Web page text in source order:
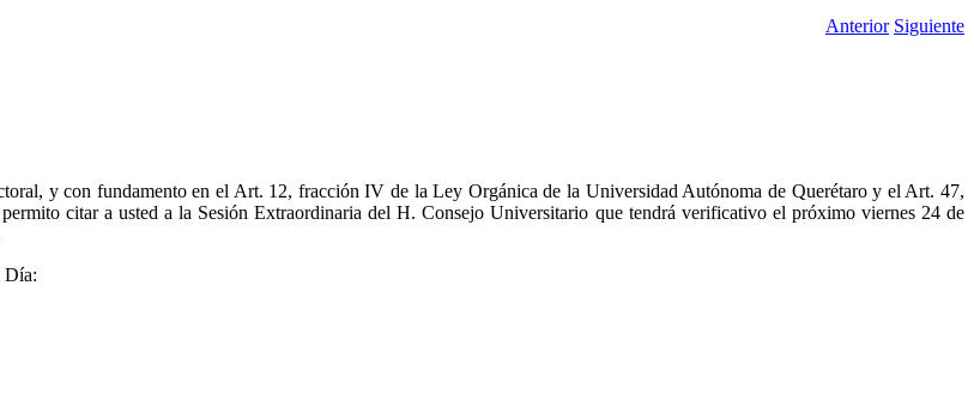
Anterior Siguiente
y con fundamento en el Art. 12, fracción IV de la Ley Orgánica de la Universidad Autónoma de Querétaro y el Art. 47,
citar a usted a la Sesión Extraordinaria del H. Consejo Universitario que tendrá verificativo el próximo viernes 24 de
Día: